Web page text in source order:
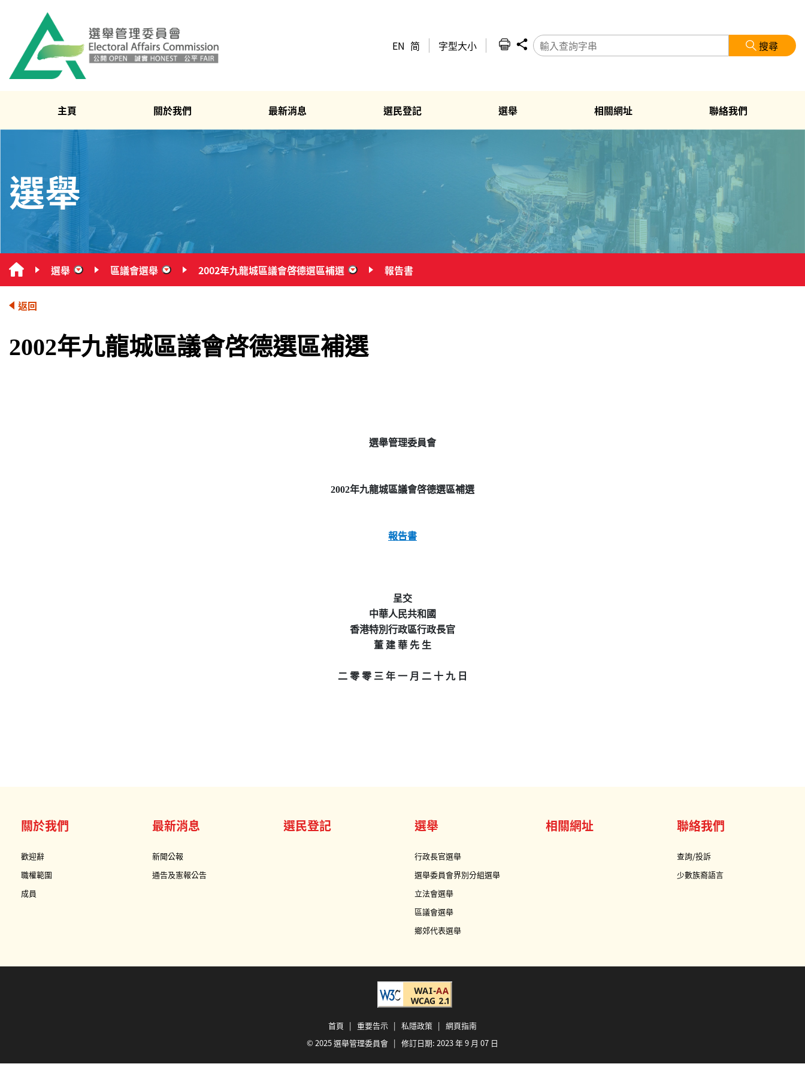
EN 简 字型大小 搜尋
主頁 關於我們 最新消息 選民登記 選舉 相關網址 聯絡我們
選舉
選舉 “選舉”區議會選舉 “區議會選舉”2002年九龍城區議會啓德選區補選 “2002年九龍城區議會啓德選區補選”
報告書
返回
2002年九龍城區議會啓德選區補選
選舉管理委員會
2002年九龍城區議會啓德選區補選
報告書
呈交
中華人民共和國
香港特別行政區行政長官
董 建 華 先 生
二 零 零 三 年 一 月 二 十 九 日
關於我們
歡迎辭
職權範圍
成員
最新消息
新聞公報
通告及憲報公告
選民登記 選舉
行政長官選舉
選舉委員會界別分組選舉
立法會選舉
區議會選舉
鄉郊代表選舉
相關網址 聯絡我們
查詢/投訴
少數族裔語言
首頁 | 重要告示 | 私隱政策 | 網頁指南
© 2025 選舉管理委員會 | 修訂日期: 2023 年 9 月 07 日